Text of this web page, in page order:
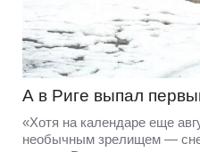
А в Риге выпал
«Хотя на календаре еще
необычным зрелищем —